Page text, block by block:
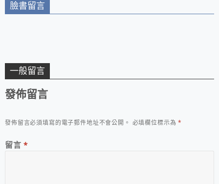
臉書留言
一般留言
發佈留言
發佈留言必須填寫的電子郵件地址不會公開。 必填欄位標示為*
留言 *